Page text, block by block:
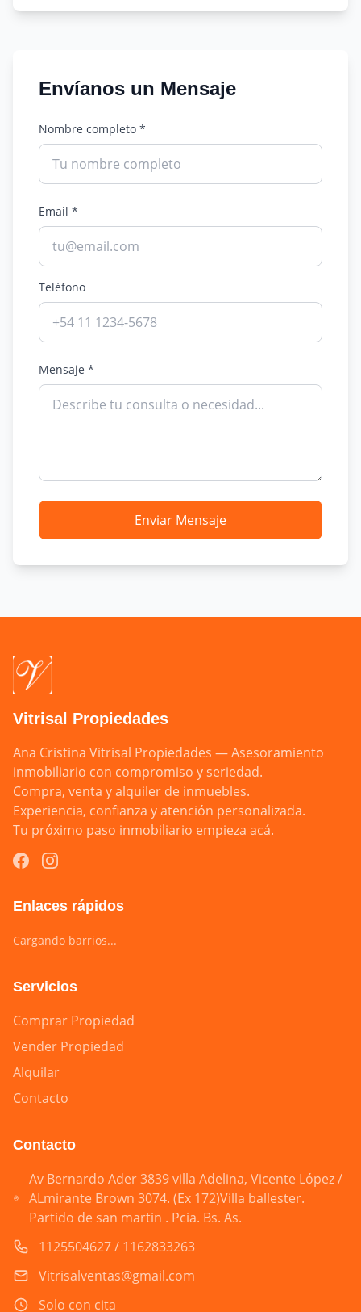
Envíanos un Mensaje
Nombre completo *
Email *
Teléfono
Mensaje *
Enviar Mensaje
Vitrisal Propiedades
Ana Cristina Vitrisal Propiedades — Asesoramiento
inmobiliario con compromiso y seriedad.
Compra, venta y alquiler de inmuebles.
Experiencia, confianza y atención personalizada.
Tu próximo paso inmobiliario empieza acá.
Enlaces rápidos
Cargando barrios...
Servicios
Comprar Propiedad
Vender Propiedad
Alquilar
Contacto
Contacto
Av Bernardo Ader 3839 villa Adelina, Vicente López /
ALmirante Brown 3074. (Ex 172)Villa ballester.
Partido de san martin . Pcia. Bs. As.
1125504627 / 1162833263
Vitrisalventas@gmail.com
Solo con cita